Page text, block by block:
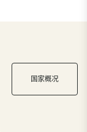
国家概况